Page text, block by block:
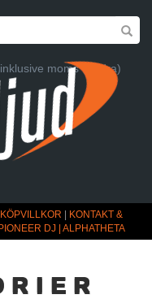
moms (Ändra)
KÖPVILLKOR
KONTAKT &
PIONEER DJ | ALPHATHETA